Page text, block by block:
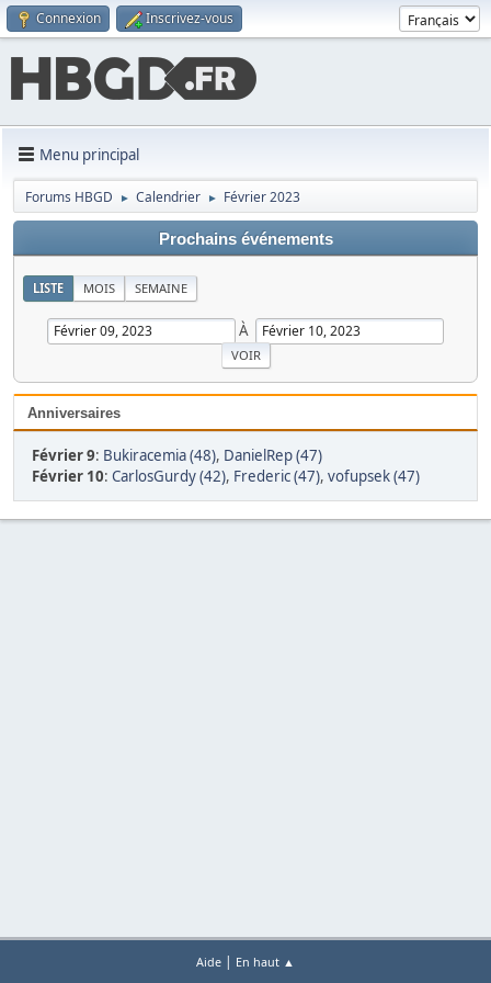
Connexion Inscrivez-vous
Menu principal
Forums HBGD ► Calendrier ► Février 2023
Prochains événements
LISTE MOIS SEMAINE
À
Anniversaires
Février 9: Bukiracemia (48), DanielRep (47)
Février 10: CarlosGurdy (42), Frederic (47), vofupsek (47)
Aide | En haut ▲